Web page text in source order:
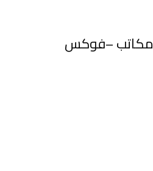
عرض ال 5 كراسي + 5 مكاتب –فوكس